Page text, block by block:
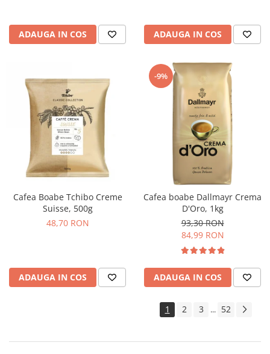
ADAUGA IN COS ADAUGA IN COS
Cafea Boabe Tchibo Creme
Suisse, 500g
48,70 RON
ADAUGA IN COS
-9%
Cafea boabe Dallmayr Crema
D'Oro, 1kg
93,30 RON
84,99 RON
ADAUGA IN COS
1 2 3 ... 52